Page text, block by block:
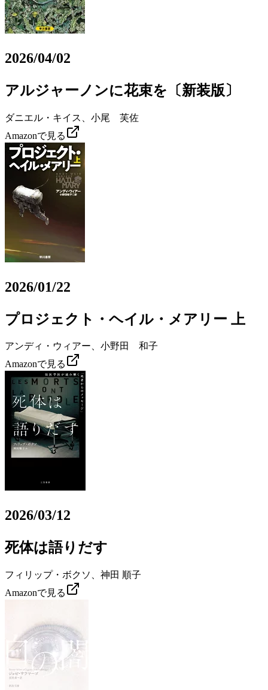
2026/04/02
アルジャーノンに花束を〔新装版〕
ダニエル・キイス、小尾 芙佐
Amazonで見る
2026/01/22
プロジェクト・ヘイル・メアリー 上
アンディ・ウィアー、小野田 和子
Amazonで見る
2026/03/12
死体は語りだす
フィリップ・ボクソ、神田 順子
Amazonで見る